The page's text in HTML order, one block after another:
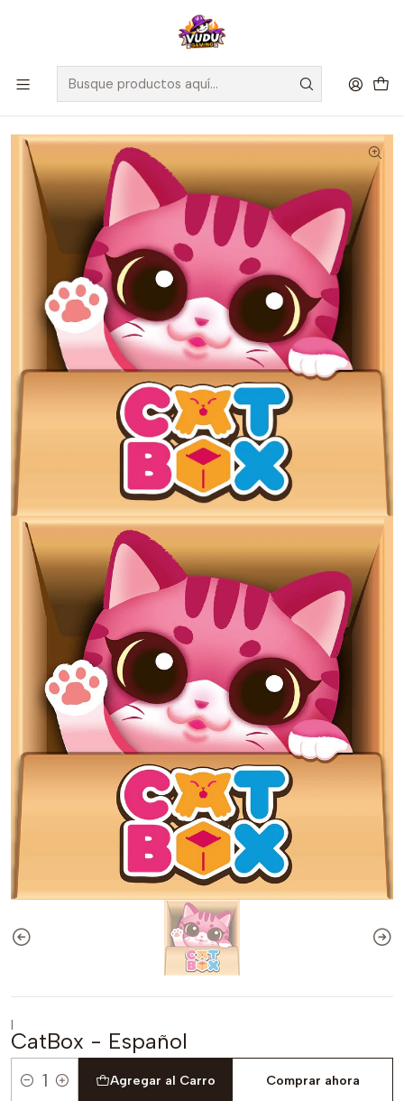
🚀 ¡Despachamos a todo Chile! Envío GRATIS a Regiones sobre
$100.000 y a RM sobre $35.000
Inicio Juegos de Mesa Editorial Maldito Games
CatBox - Español
|
CatBox - Español
Cantidad
Agregar al Carro Comprar ahora